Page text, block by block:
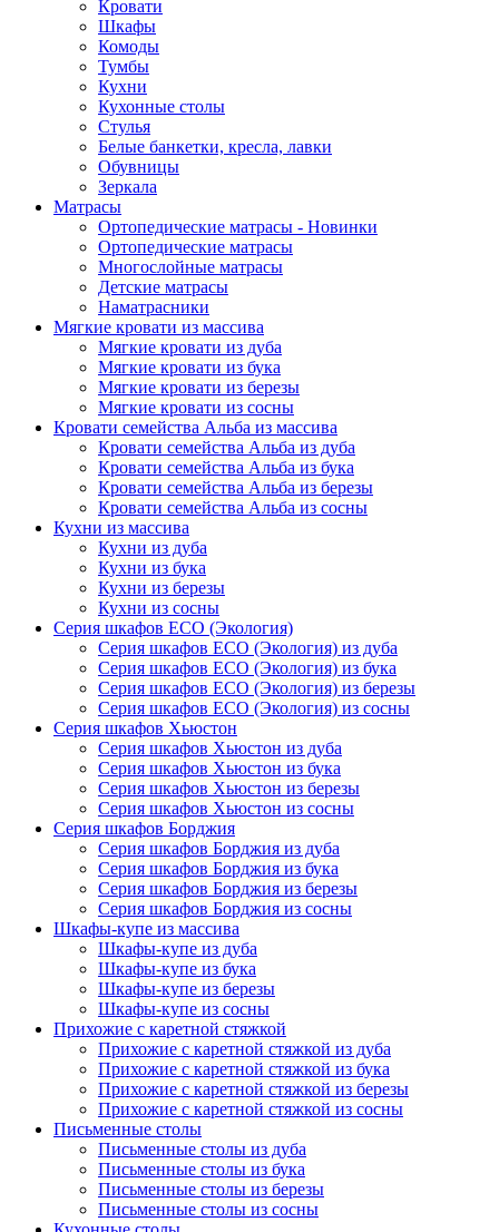
Кровати
Шкафы
Комоды
Тумбы
Кухни
Кухонные столы
Стулья
Белые банкетки, кресла, лавки
Обувницы
Зеркала
Матрасы
Ортопедические матрасы - Новинки
Ортопедические матрасы
Многослойные матрасы
Детские матрасы
Наматрасники
Мягкие кровати из массива
Мягкие кровати из дуба
Мягкие кровати из бука
Мягкие кровати из березы
Мягкие кровати из сосны
Кровати семейства Альба из массива
Кровати семейства Альба из дуба
Кровати семейства Альба из бука
Кровати семейства Альба из березы
Кровати семейства Альба из сосны
Кухни из массива
Кухни из дуба
Кухни из бука
Кухни из березы
Кухни из сосны
Серия шкафов ECO (Экология)
Серия шкафов ECO (Экология) из дуба
Серия шкафов ECO (Экология) из бука
Серия шкафов ECO (Экология) из березы
Серия шкафов ECO (Экология) из сосны
Серия шкафов Хьюстон
Серия шкафов Хьюстон из дуба
Серия шкафов Хьюстон из бука
Серия шкафов Хьюстон из березы
Серия шкафов Хьюстон из сосны
Серия шкафов Борджия
Серия шкафов Борджия из дуба
Серия шкафов Борджия из бука
Серия шкафов Борджия из березы
Серия шкафов Борджия из сосны
Шкафы-купе из массива
Шкафы-купе из дуба
Шкафы-купе из бука
Шкафы-купе из березы
Шкафы-купе из сосны
Прихожие с каретной стяжкой
Прихожие с каретной стяжкой из дуба
Прихожие с каретной стяжкой из бука
Прихожие с каретной стяжкой из березы
Прихожие с каретной стяжкой из сосны
Письменные столы
Письменные столы из дуба
Письменные столы из бука
Письменные столы из березы
Письменные столы из сосны